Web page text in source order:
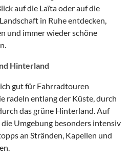
auf die Laïta oder auf die
in Ruhe entdecken,
und immer wieder schöne
Hinterland
gut für Fahrradtouren
radeln entlang der Küste, durch
das grüne Hinterland. Auf
Umgebung besonders intensiv
an Stränden, Kapellen und